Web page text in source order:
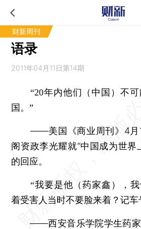
财新周刊
语录
2011年04月11日第14期
“20年内他们（中国）不
国。”
——美国《商业周刊》4月
阁资政李光耀就“中国成为世界
的回应。
“我要是他（药家鑫），
着受害人当时不要脸来着？记车
——西安音乐学院学生药家